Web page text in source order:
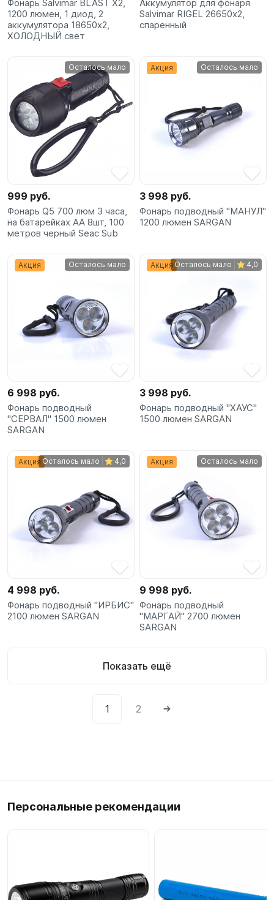
Фонарь Salvimar BLAST X2,
1200 люмен, 1 диод, 2
аккумулятора 18650х2,
ХОЛОДНЫЙ свет
Аккумулятор для фонаря
Salvimar RIGEL 26650х2,
спаренный
Осталось мало
999 руб.
Фонарь Q5 700 люм 3 часа,
на батарейках АА 8шт, 100
метров черный Seac Sub
Акция Осталось мало
3 998 руб.
Фонарь подводный "МАНУЛ"
1200 люмен SARGAN
Акция Осталось мало
6 998 руб.
Фонарь подводный
"СЕРВАЛ" 1500 люмен
SARGAN
Акция Осталось мало 4,0
3 998 руб.
Фонарь подводный "ХАУС"
1500 люмен SARGAN
Акция Осталось мало 4,0
4 998 руб.
Фонарь подводный "ИРБИС"
2100 люмен SARGAN
Акция Осталось мало
9 998 руб.
Фонарь подводный
"МАРГАЙ" 2700 люмен
SARGAN
Показать ещё
1 2
Персональные рекомендации